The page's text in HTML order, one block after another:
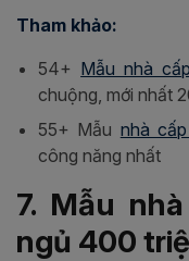
Tham khảo:
54+ Mẫu nhà
chuộng, mới nhất
55+ Mẫu nhà
công năng nhất
7. Mẫu
ngủ 400